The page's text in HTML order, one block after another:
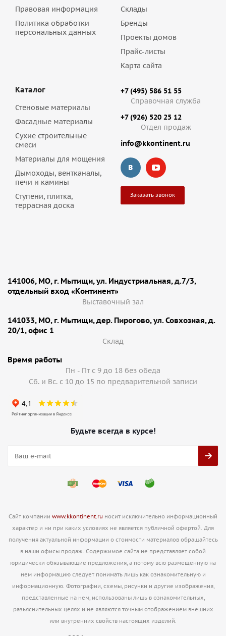
Правовая информация
Политика обработки
персональных данных
Склады
Бренды
Проекты домов
Прайс-листы
Карта сайта
Каталог
Стеновые материалы
Фасадные материалы
Сухие строительные
смеси
Материалы для мощения
Дымоходы, вентканалы,
печи и камины
Ступени, плитка,
террасная доска
+7 (495) 586 51 55
Справочная служба
+7 (926) 520 25 12
Отдел продаж
info@kkontinent.ru
Заказать звонок
141006, МО, г. Мытищи, ул. Индустриальная, д.7/3,
отдельный вход «Континент»
Выставочный зал
141033, МО, г. Мытищи, дер. Пирогово, ул. Совхозная, д.
20/1, офис 1
Cклад
Время работы
Пн - Пт с 9 до 18 без обеда
Сб. и Вс. с 10 до 15 по предварительной записи
Будьте всегда в курсе!
Сайт компании www.kkontinent.ru носит исключительно информационный
характер и ни при каких условиях не является публичной офертой. Для
получения актуальной информации о стоимости материалов обращайтесь
в наши офисы продаж. Содержимое сайта не представляет собой
юридически обязывающие предложения, а потому всю размещенную на
нем информацию следует понимать лишь как ознакомительную и
информационную. Фотографии, схемы, рисунки и другие изображения,
представленные на нем, использованы лишь в ознакомительных,
разьяснительных целях и не являются точным отображением внешних
или внутренних свойств настоящих изделий.